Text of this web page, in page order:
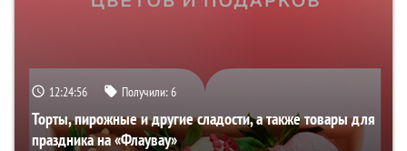
12:24:55 Получили:6
Торты, пирожные и другие сладости, а также товары для
праздника на «Флаувау»